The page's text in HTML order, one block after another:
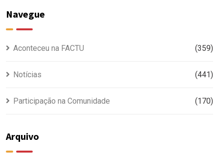
Navegue
Aconteceu na FACTU (359)
Notícias (441)
Participação na Comunidade (170)
Arquivo